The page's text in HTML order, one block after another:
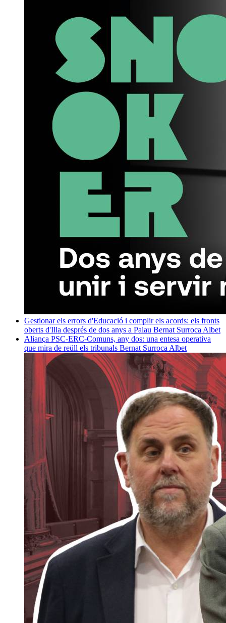
Gestionar els errors d'Educació i complir els acords: els fronts
oberts d'Illa després de dos anys a Palau Bernat Surroca Albet
Aliança PSC-ERC-Comuns, any dos: una entesa operativa
que mira de reüll els tribunals Bernat Surroca Albet